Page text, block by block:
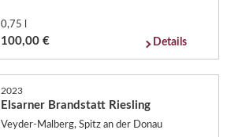
0,75 l
100,00 € Details
2023
Elsarner Brandstatt Riesling
Veyder-Malberg, Spitz an der Donau